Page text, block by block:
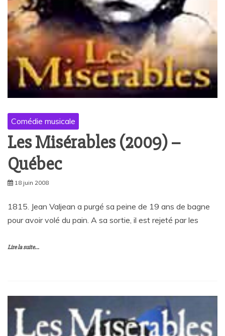
Comédie musicale
Les Misérables (2009) –
Québec
18 juin 2008
1815. Jean Valjean a purgé sa peine de 19 ans de bagne
pour avoir volé du pain. A sa sortie, il est rejeté par les
Lire la suite...